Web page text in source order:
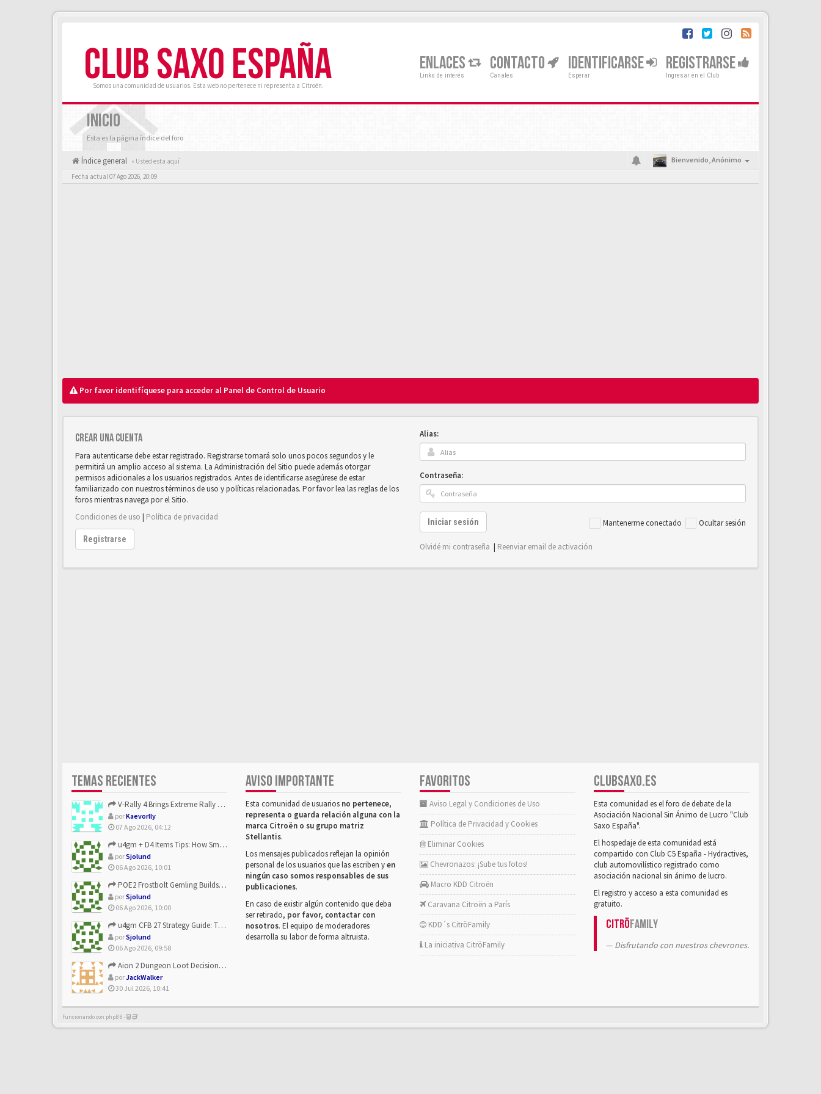
CLUB SAXO ESPAÑA
Somos una comunidad de usuarios. Esta web no pertenece ni representa a Citroën.
ENLACES
Links de interés
CONTACTO
Canales
IDENTIFICARSE
Esperar
REGISTRARSE
Ingresar en el Club
INICIO
Esta es la página índice del foro
Índice general « Usted esta aquí Bienvenido,Anónimo
Fecha actual 07 Ago 2026, 20:09
Por favor identifíquese para acceder al Panel de Control de Usuario
Crear una cuenta
Para autenticarse debe estar registrado. Registrarse tomará solo unos pocos segundos y le
permitirá un amplio acceso al sistema. La Administración del Sitio puede además otorgar
permisos adicionales a los usuarios registrados. Antes de identificarse asegúrese de estar
familiarizado con nuestros términos de uso y políticas relacionadas. Por favor lea las reglas de los
foros mientras navega por el Sitio.
Condiciones de uso | Política de privacidad
Registrarse
Alias:
Contraseña:
Mantenerme conectado Ocultar sesión
Iniciar sesión
Olvidé mi contraseña | Reenviar email de activación
TEMAS RECIENTES
V-Rally 4 Brings Extreme Rally Racing With Challenging Track...
porKaevorlly
07 Ago 2026, 04:12
u4gm + D4 Items Tips: How Smart Players Optimize Gear, Build...
porSjolund
06 Ago 2026, 10:01
POE2 Frostbolt Gemling Builds Get Stronger With u4gm’s Ice C...
porSjolund
06 Ago 2026, 10:00
u4gm CFB 27 Strategy Guide: The Toxic Offensive Scheme Your ...
porSjolund
06 Ago 2026, 09:58
Aion 2 Dungeon Loot Decisions: Smarter Runs With U4N
porJackWalker
30 Jul 2026, 10:41
AVISO IMPORTANTE
Esta comunidad de usuarios no pertenece,
representa o guarda relación alguna con la
marca Citroën o su grupo matriz
Stellantis.
Los mensajes publicados reflejan la opinión
personal de los usuarios que las escriben yen
ningún caso somos responsables de sus
publicaciones.
En caso de existir algún contenido que deba
ser retirado, por favor, contactar con
nosotros. El equipo de moderadores
desarrolla su labor de forma altruista.
FAVORITOS
Aviso Legal y Condiciones de Uso
Política de Privacidad y Cookies
Eliminar Cookies
Chevronazos: ¡Sube tus fotos!
Macro KDD Citroën
Caravana Citroën a París
KDD´s CitröFamily
La iniciativa CitröFamily
CLUBSAXO.ES
Esta comunidad es el foro de debate de la
Asociación Nacional Sin Ánimo de Lucro "Club
Saxo España".
El hospedaje de esta comunidad está
compartido con Club C5 España - Hydractives,
club automovilístico registrado como
asociación nacional sin ánimo de lucro.
El registro y acceso a esta comunidad es
gratuito.
CitröFamily
Disfrutando con nuestros chevrones.
Funcionando con phpBB -